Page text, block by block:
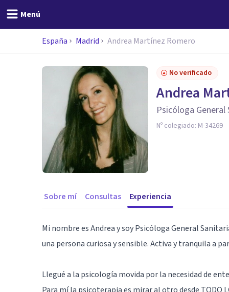
Menú
España Madrid Andrea Martínez Romero
No verificado
Andrea
Psicóloga
Nº colegiado: M-34269
Sobre mí Consultas Experiencia
Mi nombre es Andrea y soy Psicóloga General
una persona curiosa y sensible. Activa y tranquila a
Llegué a la psicología movida por la necesidad de